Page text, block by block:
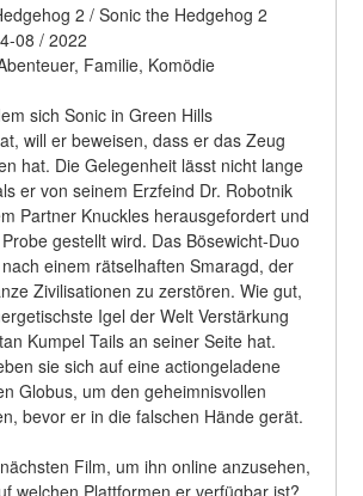
2 / Sonic the Hedgehog 2
08 / 2022
Familie, Komödie
sich Sonic in Green Hills
will er beweisen, dass er das Zeug
hat. Die Gelegenheit lässt nicht lange
er von seinem Erzfeind Dr. Robotnik
Partner Knuckles herausgefordert und
gestellt wird. Das Bösewicht-Duo
einem rätselhaften Smaragd, der
Zivilisationen zu zerstören. Wie gut,
Igel der Welt Verstärkung
Kumpel Tails an seiner Seite hat.
sie sich auf eine actiongeladene
Globus, um den geheimnisvollen
bevor er in die falschen Hände gerät.
Film, um ihn online anzusehen,
welchen Plattformen er verfügbar ist?